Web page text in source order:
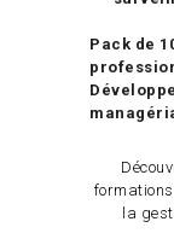
Pack de
la